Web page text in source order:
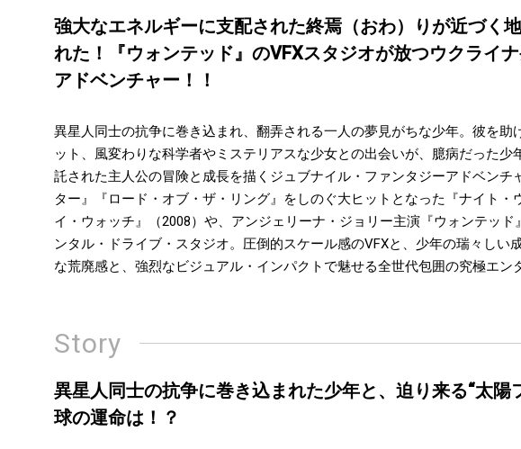
強大なエネルギーに支配された終焉（おわ）りが近づく
れた！『ウォンテッド』のVFXスタジオが放つウクライ
アドベンチャー！！
異星人同士の抗争に巻き込まれ、翻弄される一人の夢見がちな少年。彼を助
ット、風変わりな科学者やミステリアスな少女との出会いが、臆病だった
託された主人公の冒険と成長を描くジュブナイル・ファンタジーアドベン
ター』『ロード・オブ・ザ・リング』をしのぐ大ヒットとなった『ナイト
イ・ウォッチ』（2008）や、アンジェリーナ・ジョリー主演『ウォンテッ
ンタル・ドライブ・スタジオ。圧倒的スケール感のVFXと、少年の瑞々しい
な荒廃感と、強烈なビジュアル・インパクトで魅せる全世代包囲の究極エン
Story
異星人同士の抗争に巻き込まれた少年と、迫り来る“太陽
球の運命は！？